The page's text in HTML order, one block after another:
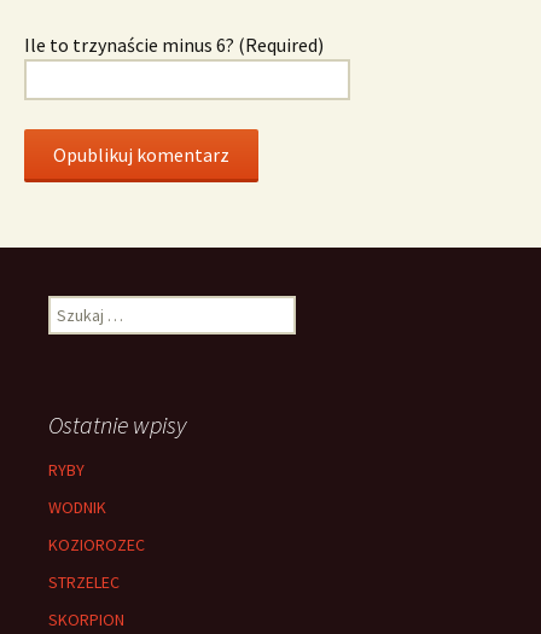
Ile to trzynaście minus 6? (Required)
Szukaj:
Ostatnie wpisy
RYBY
WODNIK
KOZIOROZEC
STRZELEC
SKORPION